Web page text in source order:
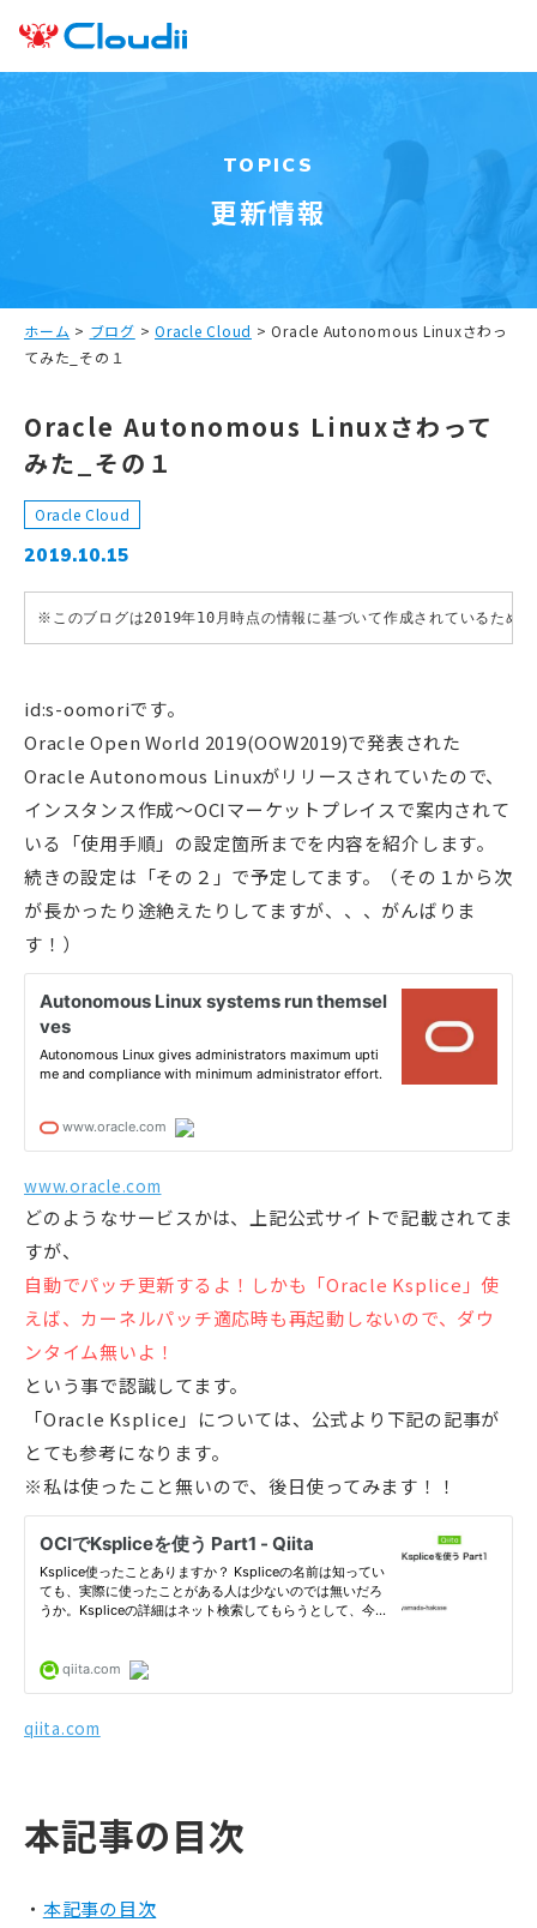
TOPICS
更新情報
ホーム > ブログ > Oracle Cloud >Oracle Autonomous Linuxさわっ
てみた_その１
Oracle Autonomous Linuxさわって
みた_その１
Oracle Cloud
2019.10.15
※このブログは2019年10月時点の情報に基づいて作成されているため
id:s-oomoriです。
Oracle Open World 2019(OOW2019)で発表された
Oracle Autonomous Linuxがリリースされていたので、
インスタンス作成〜OCIマーケットプレイスで案内されて
いる「使用手順」の設定箇所までを内容を紹介します。
続きの設定は「その２」で予定してます。（その１から次
が長かったり途絶えたりしてますが、、、がんばりま
す！）
www.oracle.com
どのようなサービスかは、上記公式サイトで記載されてま
すが、
自動でパッチ更新するよ！しかも「Oracle Ksplice」使
えば、カーネルパッチ適応時も再起動しないので、ダウ
ンタイム無いよ！
という事で認識してます。
「Oracle Ksplice」については、公式より下記の記事が
とても参考になります。
※私は使ったこと無いので、後日使ってみます！！
qiita.com
本記事の目次
本記事の目次